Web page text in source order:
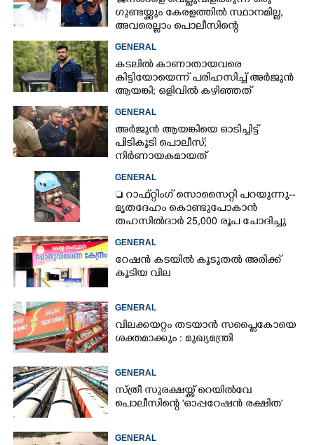
ഗുണ്ടയ്ക്കും കേരളത്തിൽ സ്ഥാനമില്ല,​
അവരെല്ലാം പൊലീസിന്റെ
GENERAL
കടലിൽ കാണാതായവരെ
കിട്ടിയോയെന്ന് പരിഹസിച്ച് അർജുൻ
ആയങ്കി; ഒളിവിൽ കഴിഞ്ഞത്
GENERAL
അർജുൻ ആയങ്കിയെ ഓടിച്ചിട്ട്
പിടികൂടി പൊലീസ്;
നിർണായകമായത്
സംശയം
GENERAL
 റാഫ്റ്റിംഗ് സൊസൈറ്റി പറയുന്നു--
മൃതദേഹം കൊണ്ടുപോകാൻ
തഹസിൽദാർ 25,000 രൂപ ചോദിച്ചു
GENERAL
റേഷൻ കടയിൽ കൂടുതൽ അരിക്ക്
കൂടിയ വില
GENERAL
വിലക്കയറ്റം തടയാൻ സപ്ലൈകോയെ
ശക്തമാക്കും : മുഖ്യമന്ത്രി
GENERAL
സ്ത്രീ സുരക്ഷയ്ക്ക് റെയിൽവേ
പൊലീസിന്റെ 'ഓപ്പറേഷൻ രക്ഷിത'
GENERAL